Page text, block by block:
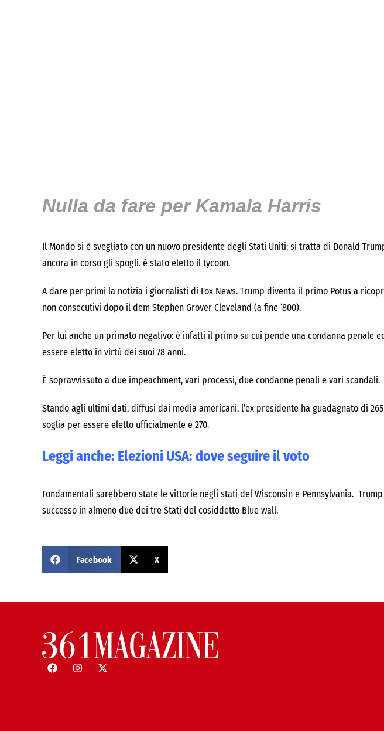
Nulla da fare per Kamala Harris
Il Mondo si è svegliato con un nuovo presidente degli Stati Uniti: si tratta di Donald
ancora in corso gli spogli. è stato eletto il tycoon.
A dare per primi la notizia i giornalisti di Fox News. Trump diventa il primo Potus a
non consecutivi dopo il dem Stephen Grover Cleveland (a fine ‘800).
Per lui anche un primato negativo: è infatti il primo su cui pende una condanna penale
essere eletto in virtù dei suoi 78 anni.
È sopravvissuto a due impeachment, vari processi, due condanne penali e vari scandali.
Stando agli ultimi dati, diffusi dai media americani, l’ex presidente ha guadagnato di
soglia per essere eletto ufficialmente è 270.
Leggi anche: Elezioni USA: dove seguire il voto
Fondamentali sarebbero state le vittorie negli stati del Wisconsin e Pennsylvania.
successo in almeno due dei tre Stati del cosiddetto Blue wall.
Facebook X